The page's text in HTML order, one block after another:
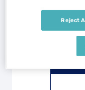
24320
Reject